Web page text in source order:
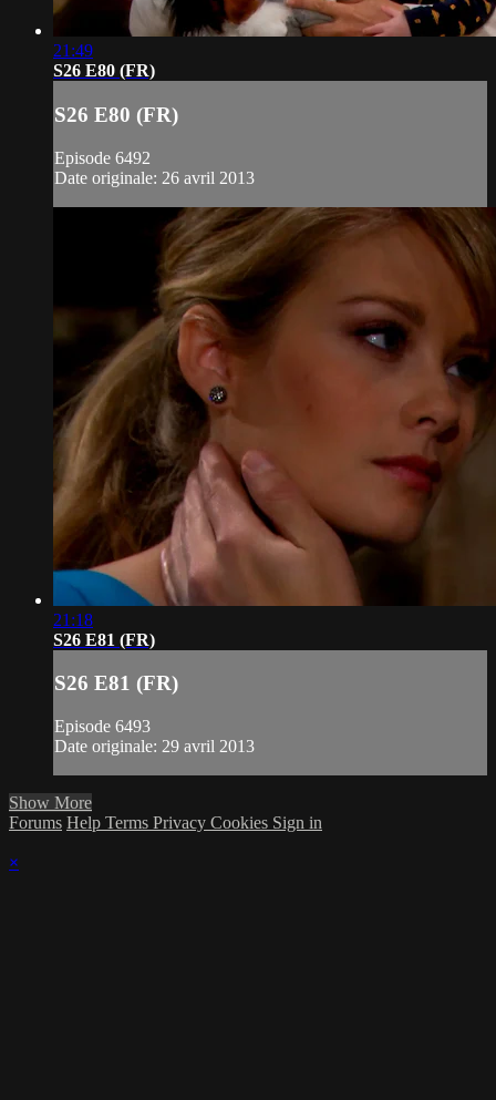
21:49
S26 E80 (FR)
S26 E80 (FR)
Episode 6492
Date originale: 26 avril 2013
21:18
S26 E81 (FR)
S26 E81 (FR)
Episode 6493
Date originale: 29 avril 2013
Show More
Forums Help Terms Privacy Cookies Sign in
×